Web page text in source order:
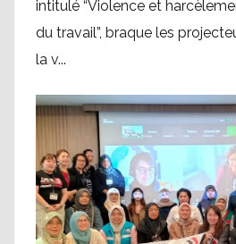
intitulé “Violence et
du travail”, braque les
la v...